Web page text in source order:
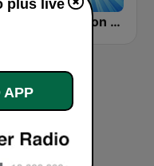
El Vacilon 24/7
plus live
APP